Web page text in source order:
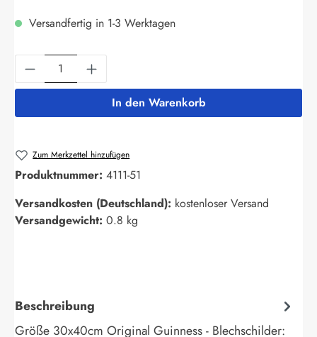
Versandfertig in 1-3 Werktagen
Produkt Anzahl: Gib den gewünschten
In den Warenkorb
Zum Merkzettel hinzufügen
Produktnummer: 4111-51
Versandkosten (Deutschland): kostenloser Versand
Versandgewicht: 0.8 kg
Beschreibung
Größe 30x40cm Original Guinness - Blechschilder: